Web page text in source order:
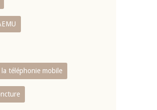
téléphonie mobile